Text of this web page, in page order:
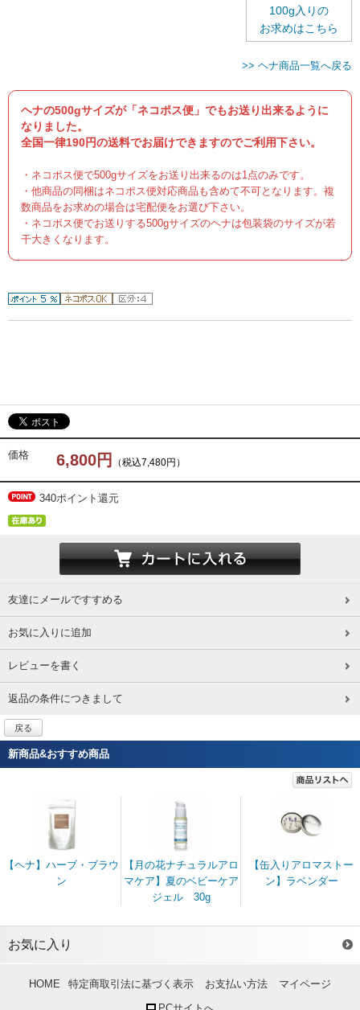
100g入りの
お求めはこちら
>> ヘナ商品一覧へ戻る
ヘナの500gサイズが「ネコポス便」でもお送り出来るように
なりました。
全国一律190円の送料でお届けできますのでご利用下さい。
・ネコポス便で500gサイズをお送り出来るのは1点のみです。
・他商品の同梱はネコポス便対応商品も含めて不可となります。複
数商品をお求めの場合は宅配便をお選び下さい。
・ネコポス便でお送りする500gサイズのヘナは包装袋のサイズが若
干大きくなります。
価格 6,800円 （税込7,480円）
340ポイント還元
友達にメールですすめる
お気に入りに追加
レビューを書く
返品の条件につきまして
戻る
新商品&おすすめ商品
【ヘナ】ハーブ・ブラウ
ン
【月の花ナチュラルアロ
マケア】夏のベビーケア
ジェル 30g
【缶入りアロマストー
ン】ラベンダー
お気に入り
HOME 特定商取引法に基づく表示 お支払い方法
マイページ